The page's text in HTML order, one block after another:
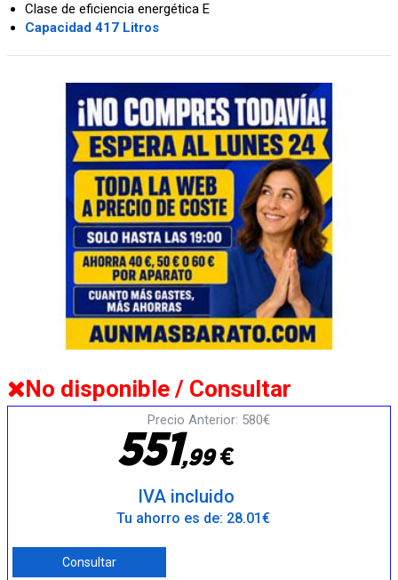
Clase de eficiencia energética E
Capacidad 417 Litros
No disponible / Consultar
Precio Anterior: 580€
551,99€
IVA incluido
Tu ahorro es de: 28.01€
Consultar